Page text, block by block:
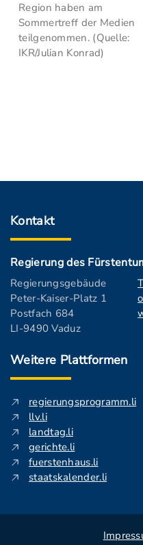
Region haben am
Sommertreff der Medien
teilgenommen. (Quelle:
IKR/Julian Konrad)
Kontakt
Regierung des
Regierungsgebäude
Peter-Kaiser-Platz 1
Postfach 684
LI-9490 Vaduz
Weitere Plattformen
regierungsprogramm.li
llv.li
landtag.li
gerichte.li
fuerstenhaus.li
staatskalender.li